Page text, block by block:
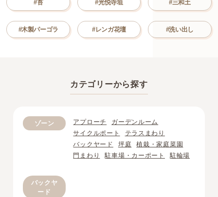
#苔 #光悦寺垣 #三和土
#木製パーゴラ #レンガ花壇 #洗い出し
カテゴリーから探す
ゾーン アプローチ
ガーデンルーム
サイクルポート
テラスまわり
バックヤード
坪庭
植栽・家庭菜園
門まわり
駐車場・カーポート 駐輪場
バックヤ
ード